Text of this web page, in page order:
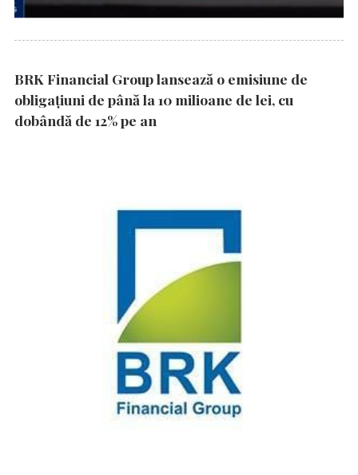
BRK Financial Group lansează o emisiune de
obligațiuni de până la 10 milioane de lei, cu
dobândă de 12% pe an